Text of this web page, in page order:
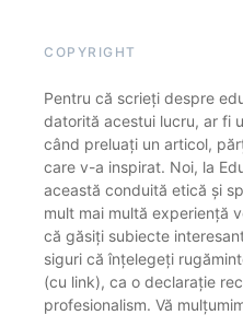
COPYRIGHT
Pentru că scrieți despre
datorită acestui lucru, ar fi
când preluați un articol,
care v-a inspirat. Noi, la
această conduită etică și
mult mai multă experiență
că găsiți subiecte
siguri că înțelegeți
(cu link), ca o declarație
profesionalism. Vă